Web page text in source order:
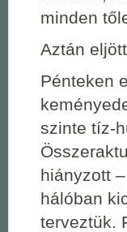
minden
Aztán
Pénteken
szinte tíz-
hiányzott
hálóban
terveztük.